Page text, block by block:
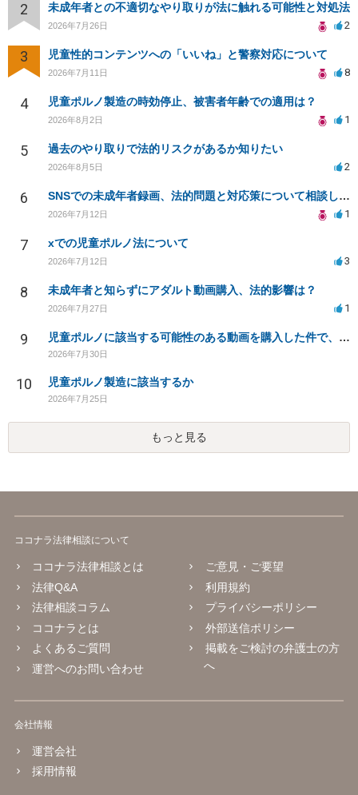
2 未成年者との不適切なやり取りが法に触れる可能性と対処法
2026年7月26日 2
3 児童性的コンテンツへの「いいね」と警察対応について
2026年7月11日 8
4 児童ポルノ製造の時効停止、被害者年齢での適用は？
2026年8月2日 1
5 過去のやり取りで法的リスクがあるか知りたい
2026年8月5日 2
6 SNSでの未成年者録画、法的問題と対応策について相談したい
2026年7月12日 1
7 xでの児童ポルノ法について
2026年7月12日 3
8 未成年者と知らずにアダルト動画購入、法的影響は？
2026年7月27日 1
9 児童ポルノに該当する可能性のある動画を購入した件で、家族や職場に知られたり、逮捕などあるのでしょうか
2026年7月30日
10 児童ポルノ製造に該当するか
2026年7月25日
もっと見る
ココナラ法律相談について
ココナラ法律相談とは
法律Q&A
法律相談コラム
ココナラとは
よくあるご質問
運営へのお問い合わせ
ご意見・ご要望
利用規約
プライバシーポリシー
外部送信ポリシー
掲載をご検討の弁護士の方
へ
会社情報
運営会社
採用情報